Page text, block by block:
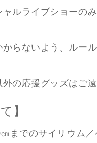
ルライブショーの
らないよう、ルー
の応援グッズはご
】
までのサイリウム